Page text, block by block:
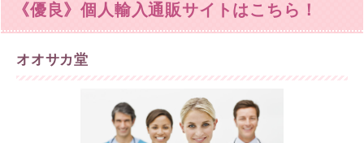
《優良》個人輸入通販サイトはこちら！
オオサカ堂